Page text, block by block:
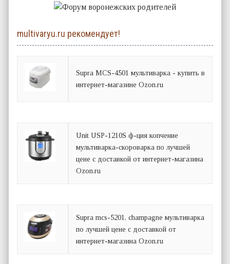
multivaryu.ru рекомендует!
Supra MCS-4501 мультиварка - купить в
интернет-магазине Ozon.ru
Unit USP-1210S ф-ция копчение
мультиварка-скороварка по лучшей
цене с доставкой от интернет-магазина
Ozon.ru
Supra mcs-5201, champagne мультиварка
по лучшей цене с доставкой от
интернет-магазина Ozon.ru